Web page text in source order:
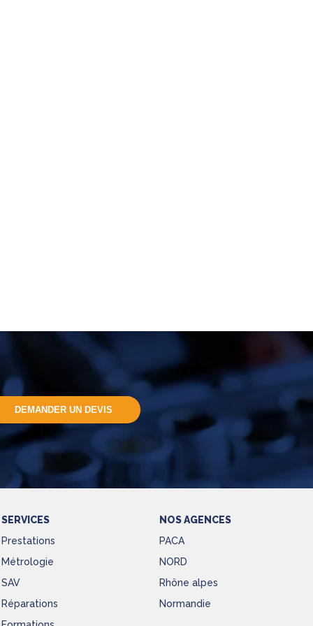
DEMANDER UN DEVIS
SERVICES
Prestations
Métrologie
SAV
Réparations
NOS AGENCES
PACA
NORD
Rhône alpes
Normandie